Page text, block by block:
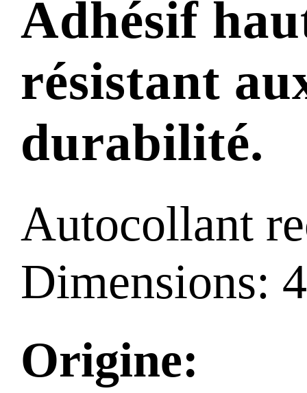
Adhésif
résistant
durabilité.
Autocollant
Dimensions:
Origine: